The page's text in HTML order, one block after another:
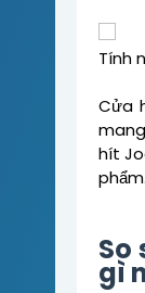
Tính
Cửa
hít
So
gì